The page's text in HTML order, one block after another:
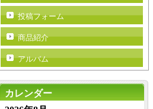
投稿フォーム
商品紹介
アルバム
カレンダー